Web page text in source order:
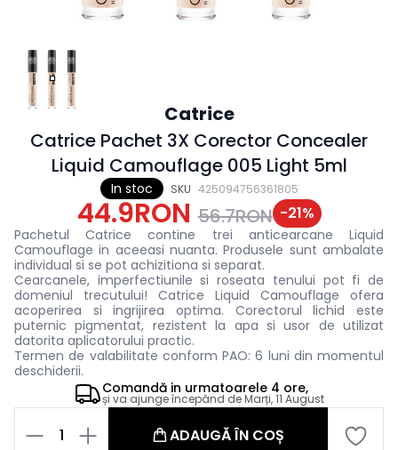
In stoc SKU 425094756361805
Catrice
Catrice Pachet 3X Corector Concealer
Liquid Camouflage 005 Light 5ml
44.9RON 56.7RON -21%
Pachetul Catrice contine trei anticearcane Liquid
Camouflage in aceeasi nuanta. Produsele sunt ambalate
individual si se pot achizitiona si separat.
Cearcanele, imperfectiunile si roseata tenului pot fi de
domeniul trecutului! Catrice Liquid Camouflage ofera
acoperirea si ingrijirea optima. Corectorul lichid este
puternic pigmentat, rezistent la apa si usor de utilizat
datorita aplicatorului practic.
Termen de valabilitate conform PAO: 6 luni din momentul
deschiderii.
Comandă in urmatoarele 4 ore,
și va ajunge începând deMarți, 11 August
1 ADAUGĂ ÎN COȘ